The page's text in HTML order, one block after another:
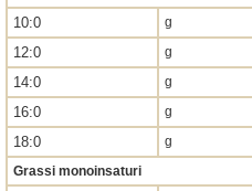
10:0 g
12:0 g
14:0 g
16:0 g
18:0 g
Grassi monoinsaturi